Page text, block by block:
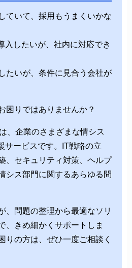
ていて、採用もうまくいかな
入したいが、社内に対応でき
たいが、条件に見合う会社が
困りではありませんか？
、企業のさまざまな情シス
サービスです。IT戦略の立
、セキュリティ対策、ヘルプ
シス部門に関するあらゆる問
、問題の整理から最適なソリ
、きめ細かくサポートしま
りの方は、ぜひ一度ご相談く